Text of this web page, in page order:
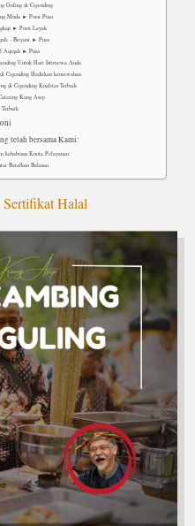
Guling di Cigending
Muda ► Porsi Puas
► Porsi Layak
- Briyani ► Puas
Aqiqah ► Puas
Untuk Hari Istimewa Anda
Cigending Hadirkan kemewahan
di Cigending Kualitas Terbaik
Kang Asep
telah bersama Kami:
kehabisan Kuota Pelayanan
Batalkan Balasan
Halal